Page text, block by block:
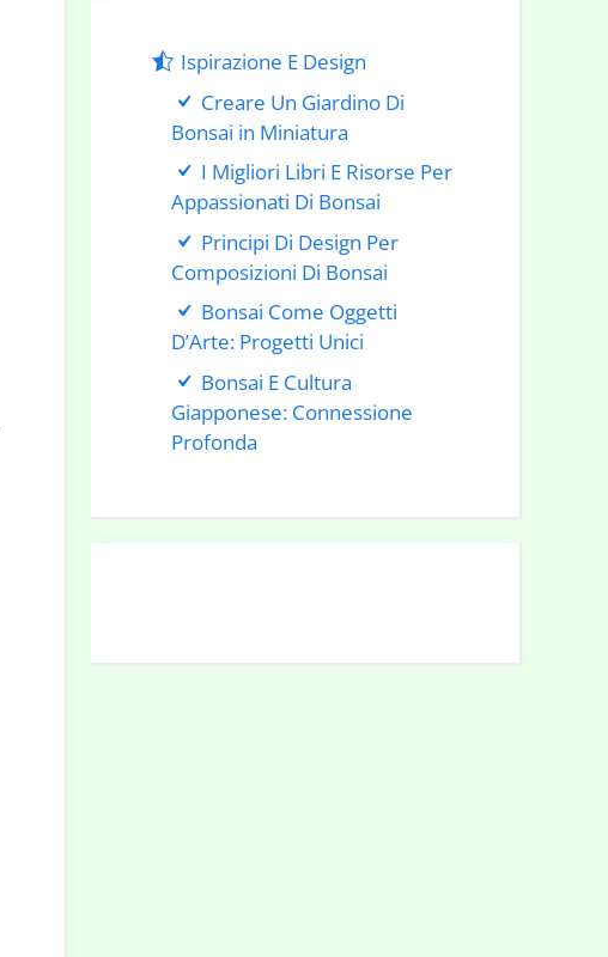
Ispirazione E Design
Creare Un Giardino Di
Bonsai in Miniatura
I Migliori Libri E Risorse Per
Appassionati Di Bonsai
Principi Di Design Per
Composizioni Di Bonsai
Bonsai Come Oggetti
D’Arte: Progetti Unici
Bonsai E Cultura
Giapponese: Connessione
Profonda